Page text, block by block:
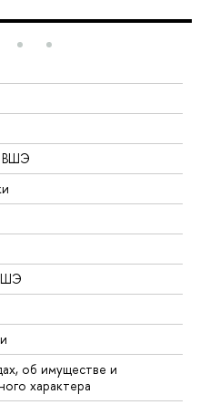
ВШЭ
об имуществе и
характера